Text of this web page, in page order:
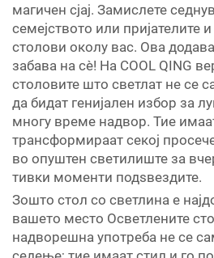
магичен сјај. Замислете
семејството или пријателите
столови околу вас. Ова
забава на сè! На COOL QING
столовите што светлат не се
да бидат генијален избор за
многу време надвор. Тие
трансформираат секој
во опуштен светилиште за
тивки моменти подѕвездите.
Зошто стол со светлина е
вашето место Осветлените
надворешна употреба не се